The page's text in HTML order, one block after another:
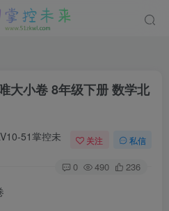
大小卷 8年级下册 数学北
关注 私信
0 490 236